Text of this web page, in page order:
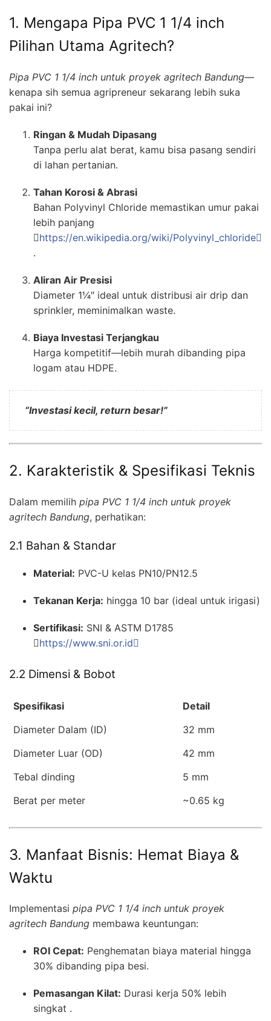
1. Mengapa Pipa PVC 1 1/4 inch
Pilihan Utama Agritech?
Pipa PVC 1 1/4 inch untuk proyek agritech Bandung—
kenapa sih semua agripreneur sekarang lebih suka
pakai ini?
Ringan & Mudah Dipasang
Tanpa perlu alat berat, kamu bisa pasang sendiri
di lahan pertanian.
Tahan Korosi & Abrasi
Bahan Polyvinyl Chloride memastikan umur pakai
lebih panjang
https://en.wikipedia.org/wiki/Polyvinyl_chloride
.
Aliran Air Presisi
Diameter 1¼″ ideal untuk distribusi air drip dan
sprinkler, meminimalkan waste.
Biaya Investasi Terjangkau
Harga kompetitif—lebih murah dibanding pipa
logam atau HDPE.
“Investasi kecil, return besar!”
2. Karakteristik & Spesifikasi Teknis
Dalam memilih pipa PVC 1 1/4 inch untuk proyek
agritech Bandung, perhatikan:
2.1 Bahan & Standar
Material: PVC-U kelas PN10/PN12.5
Tekanan Kerja: hingga 10 bar (ideal untuk irigasi)
Sertifikasi: SNI & ASTM D1785
https://www.sni.or.id
2.2 Dimensi & Bobot
Spesifikasi
Detail
Diameter Dalam (ID)
32 mm
Diameter Luar (OD)
42 mm
Tebal dinding
5 mm
Berat per meter
~0.65 kg
3. Manfaat Bisnis: Hemat Biaya &
Waktu
Implementasi pipa PVC 1 1/4 inch untuk proyek
agritech Bandung membawa keuntungan:
ROI Cepat: Penghematan biaya material hingga
30% dibanding pipa besi.
Pemasangan Kilat: Durasi kerja 50% lebih
singkat .